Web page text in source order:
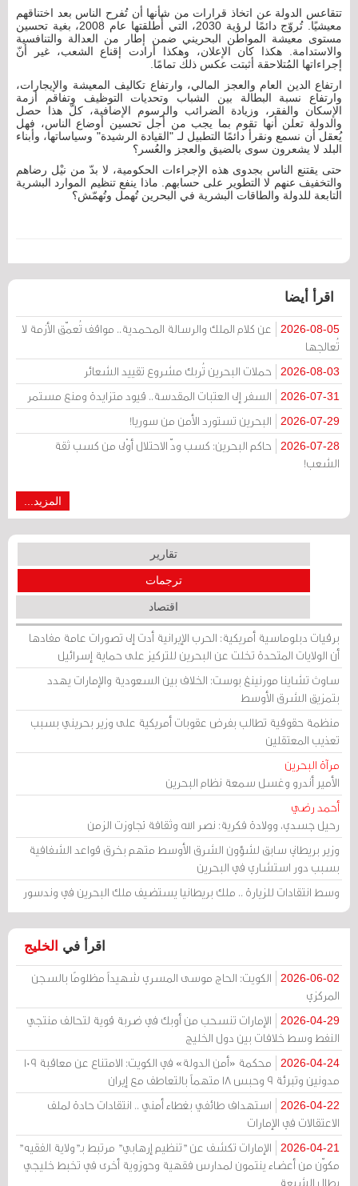
تتقاعس الدولة عن اتخاذ قرارات من شأنها أن تُفرح الناس بعد اختناقهم
معيشيًا. تُروّج دائمًا لرؤية 2030، التي أُطلقتها عام 2008، بغية تحسين
مستوى معيشة المواطن البحريني ضمن إطار من العدالة والتنافسية
والاستدامة. هكذا كان الإعلان، وهكذا أرادت إقناع الشعب، غير أنّ
إجراءاتها المُتلاحقة أثبتت عكس ذلك تمامًا.
ارتفاع الدين العام والعجز المالي، وارتفاع تكاليف المعيشة والإيجارات،
وارتفاع نسبة البطالة بين الشباب وتحديات التوظيف وتفاقم أزمة
الإسكان والفقر، وزيادة الضرائب والرسوم الإضافية، كلّ هذا حصل
والدولة تعلن أنها تقوم بما يجب من أجل تحسين أوضاع الناس، فهل
يُعقل أن نسمع ونقرأ دائمًا التطبيل لـ "القيادة الرشيدة" وسياساتها، وأبناء
البلد لا يشعرون سوى بالضيق والعجز والعُسر؟
حتى يقتنع الناس بجدوى هذه الإجراءات الحكومية، لا بدّ من نيْل رضاهم
والتخفيف عنهم لا التطوير على حسابهم. ماذا ينفع تنظيم الموارد البشرية
التابعة للدولة والطاقات البشرية في البحرين تُهمل وتُهمّش؟
اقرأ أيضا
2026-08-05
عن كلام الملك والرسالة المحمدية.. مواقف تُعمّق الأزمة لا
تُعالجها
2026-08-03 حملات البحرين تُربك مشروع تقييد الشعائر
2026-07-31 السفر إلى العتبات المقدسة.. قيود متزايدة ومنع مستمر
2026-07-29 البحرين تستورد الأمن من سوريا!
2026-07-28
حاكم البحرين: كسب ودّ الاحتلال أوْلى من كسب ثقة
الشعب!
المزيد...
تقارير
ترجمات
اقتصاد
برقيات دبلوماسية أمريكية: الحرب الإيرانية أدت إلى تصورات عامة مفادها
أن الولايات المتحدة تخلت عن البحرين للتركيز على حماية إسرائيل
ساوث تشاينا مورنينغ بوست: الخلاف بين السعودية والإمارات يهدد
بتمزيق الشرق الأوسط
منظمة حقوقية تطالب بفرض عقوبات أمريكية على وزير بحريني بسبب
تعذيب المعتقلين
مرآة البحرين
الأمير أندرو وغسل سمعة نظام البحرين
أحمد رضي
رحيل جسدي، وولادة فكرية: نصر الله وثقافة تجاوزت الزمن
وزير بريطاني سابق لشؤون الشرق الأوسط متهم بخرق قواعد الشفافية
بسبب دور استشاري في البحرين
وسط انتقادات للزيارة .. ملك بريطانيا يستضيف ملك البحرين في وندسور
اقرأ في الخليج
2026-06-02
الكويت: الحاج موسى المسري شهيداً مظلومًا بالسجن
المركزي
2026-04-29
الإمارات تنسحب من أوبك في ضربة قوية لتحالف منتجي
النفط وسط خلافات بين دول الخليج
2026-04-24
محكمة «أمن الدولة» في الكويت: الامتناع عن معاقبة 109
مدونين وتبرئة 9 وحبس 18 متهماً بالتعاطف مع إيران
2026-04-22
استهداف طائفي بغطاء أمني .. انتقادات حادة لملف
الاعتقالات في الإمارات
2026-04-21
الإمارات تكشف عن "تنظيم إرهابي" مرتبط بـ"ولاية الفقيه"
مكوّن من أعضاء ينتمون لمدارس فقهية وحوزوية أخرى في تخبط خليجي
يطال الشيعة